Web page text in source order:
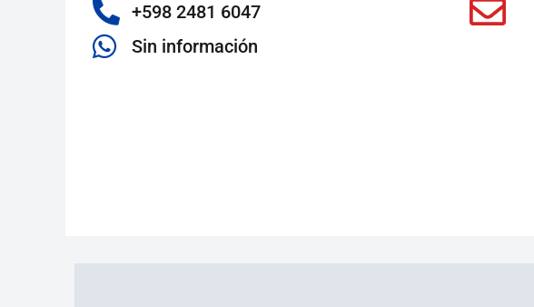
+598 2481 6047
Sin información